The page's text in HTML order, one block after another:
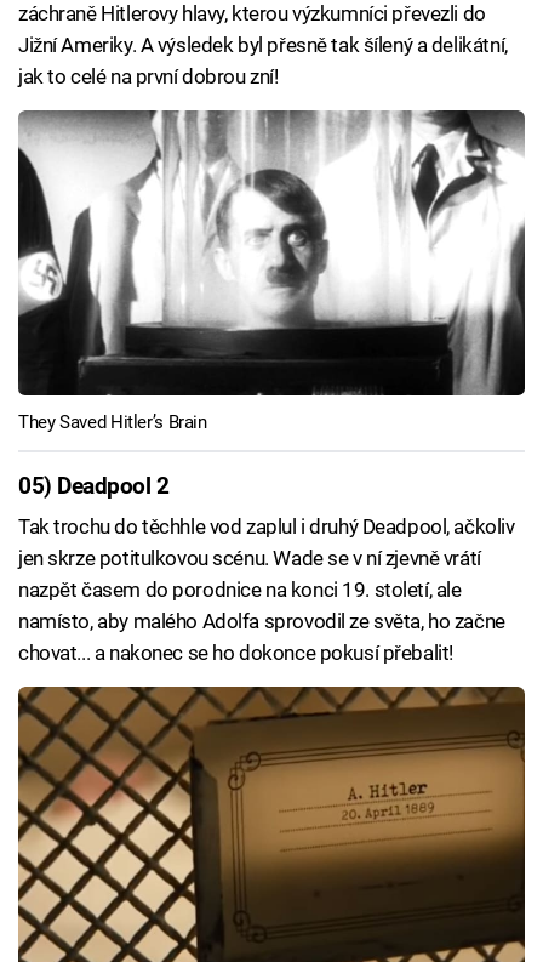
záchraně Hitlerovy hlavy, kterou výzkumníci převezli do
Jižní Ameriky. A výsledek byl přesně tak šílený a delikátní,
jak to celé na první dobrou zní!
They Saved Hitler’s Brain
05) Deadpool 2
Tak trochu do těchhle vod zaplul i druhý Deadpool, ačkoliv
jen skrze potitulkovou scénu. Wade se v ní zjevně vrátí
nazpět časem do porodnice na konci 19. století, ale
namísto, aby malého Adolfa sprovodil ze světa, ho začne
chovat... a nakonec se ho dokonce pokusí přebalit!